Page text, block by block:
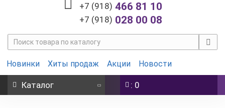
+7 (918) 466 81 10
+7 (918) 028 00 08
Новинки Хиты продаж Акции Новости
Каталог : 0